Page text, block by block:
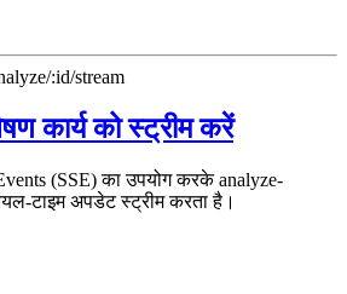
:id/stream
कार्य को स्ट्रीम करें
(SSE) का उपयोग करके analyze-
टाइम अपडेट स्ट्रीम करता है।